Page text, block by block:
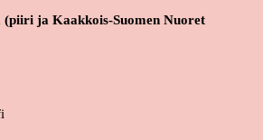
ja Kaakkois-Suomen Nuoret